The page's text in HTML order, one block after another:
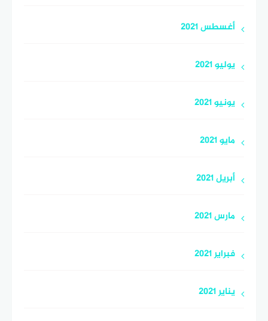
أغسطس 2021
يوليو 2021
يونيو 2021
مايو 2021
أبريل 2021
مارس 2021
فبراير 2021
يناير 2021